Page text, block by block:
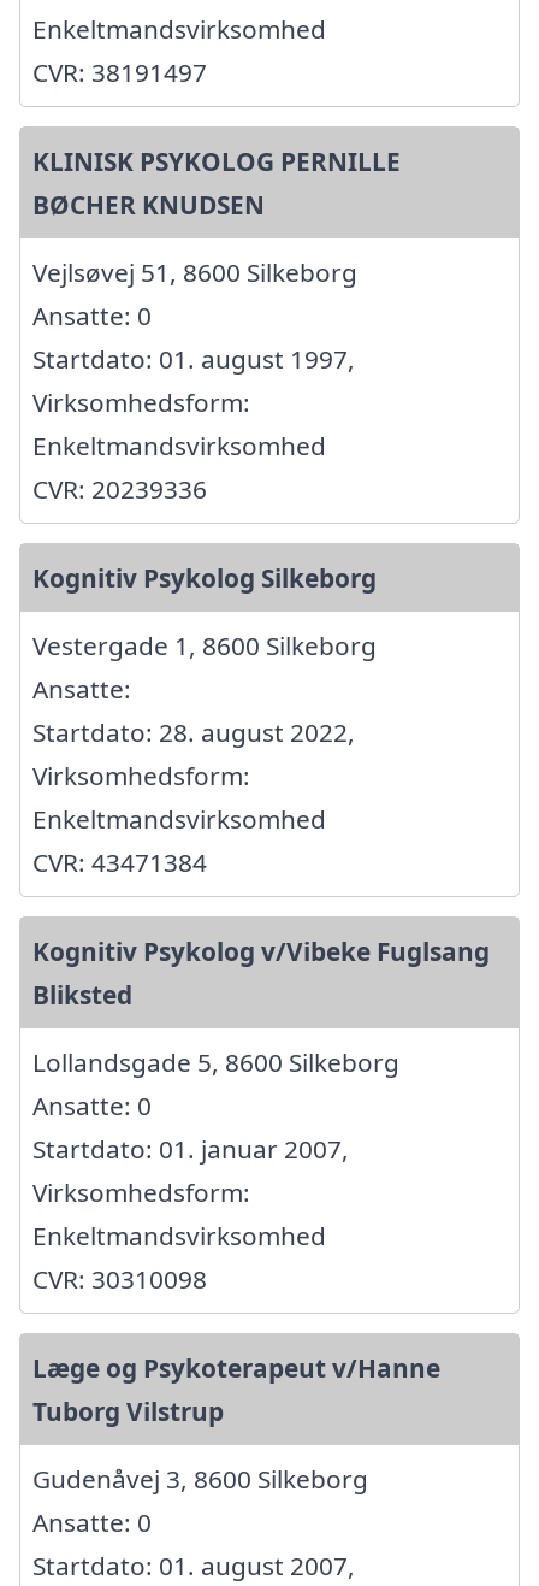
Enkeltmandsvirksomhed
CVR: 38191497
KLINISK PSYKOLOG PERNILLE
BØCHER KNUDSEN
Vejlsøvej 51, 8600 Silkeborg
Ansatte: 0
Startdato: 01. august 1997,
Virksomhedsform:
Enkeltmandsvirksomhed
CVR: 20239336
Kognitiv Psykolog Silkeborg
Vestergade 1, 8600 Silkeborg
Ansatte:
Startdato: 28. august 2022,
Virksomhedsform:
Enkeltmandsvirksomhed
CVR: 43471384
Kognitiv Psykolog v/Vibeke Fuglsang
Bliksted
Lollandsgade 5, 8600 Silkeborg
Ansatte: 0
Startdato: 01. januar 2007,
Virksomhedsform:
Enkeltmandsvirksomhed
CVR: 30310098
Læge og Psykoterapeut v/Hanne
Tuborg Vilstrup
Gudenåvej 3, 8600 Silkeborg
Ansatte: 0
Startdato: 01. august 2007,